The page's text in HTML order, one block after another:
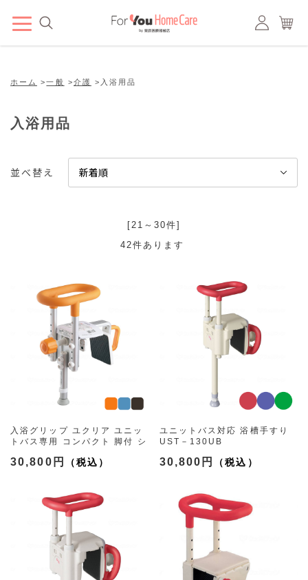
ホーム >一般 >介護 > 入浴用品
入浴用品
並べ替え
[21～30件]
42件あります
入浴グリップ ユクリア ユニッ
トバス専用 コンパクト 脚付 シ
（130/200 3色）
30,800円
ユニットバス対応 浴槽手すり
UST－130UB
30,800円